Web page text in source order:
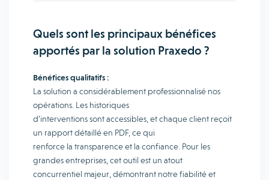
Quels sont les principaux bénéfices
apportés par la solution Praxedo ?
Bénéfices qualitatifs :
La solution a considérablement professionnalisé nos
opérations. Les historiques
d’interventions sont accessibles, et chaque client reçoit
un rapport détaillé en PDF, ce qui
renforce la transparence et la confiance. Pour les
grandes entreprises, cet outil est un atout
concurrentiel majeur, démontrant notre fiabilité et